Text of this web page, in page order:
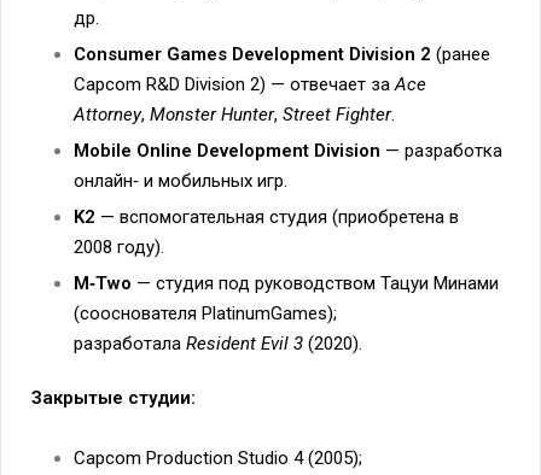
др.
Consumer Games Development Division 2 (ранее
Capcom R&D Division 2) — отвечает заAce
Attorney, Monster Hunter, Street Fighter.
Mobile Online Development Division — разработка
онлайн‑ и мобильных игр.
K2 — вспомогательная студия (приобретена в
2008 году).
M‑Two — студия под руководством Тацуи Минами
(сооснователя PlatinumGames);
разработала Resident Evil 3 (2020).
Закрытые студии:
Capcom Production Studio 4 (2005);